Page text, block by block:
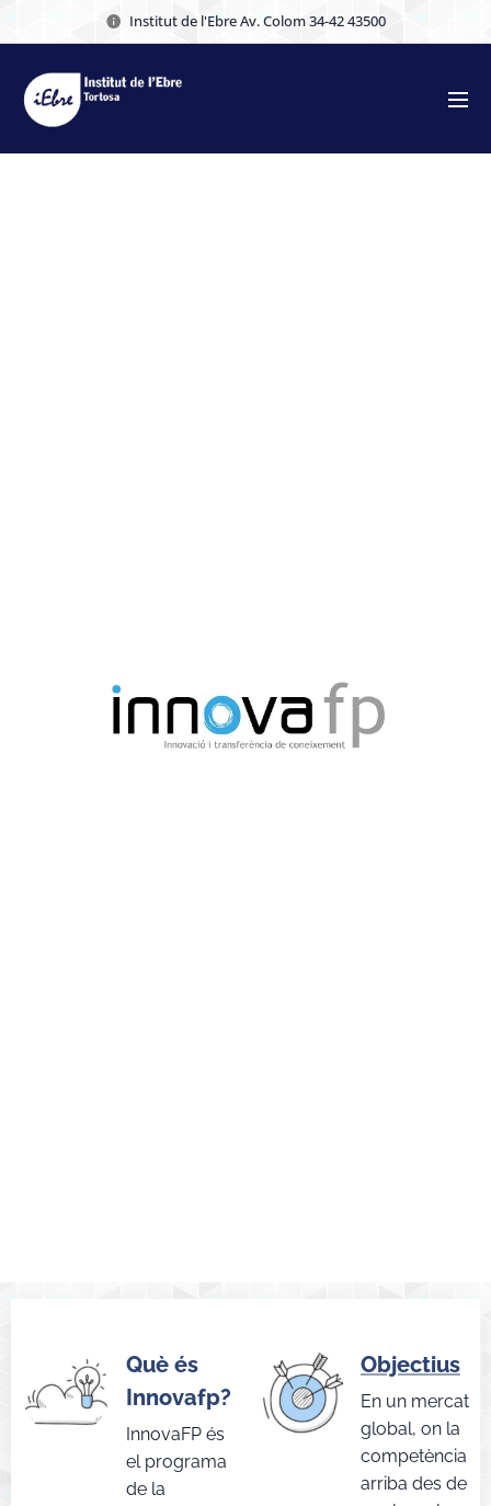
Institut de l'Ebre Av. Colom 34-42 43500
Què és
Innovafp?
InnovaFP és
el programa
de la
Objectius
En un mercat
global, on la
competència
arriba des de